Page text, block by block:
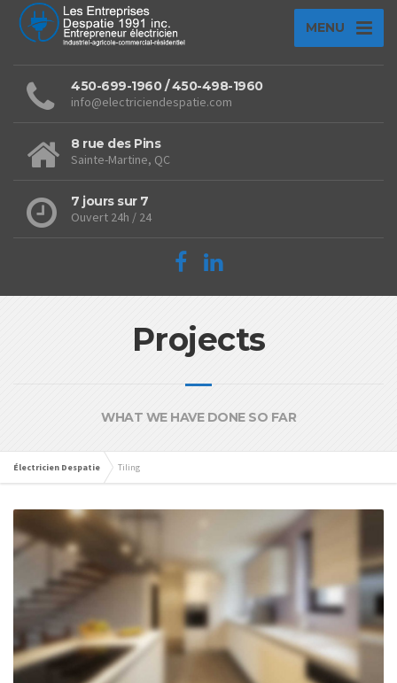
MENU
450-699-1960 / 450-498-1960
info@electriciendespatie.com
8 rue des Pins
Sainte-Martine, QC
7 jours sur 7
Ouvert 24h / 24
Projects
WHAT WE HAVE DONE SO FAR
Électricien Despatie Tiling